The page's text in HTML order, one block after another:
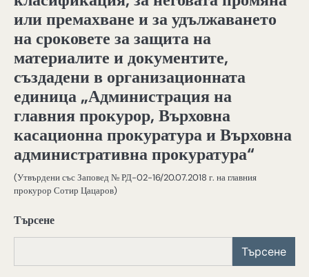
или премахване и за удължаването
на сроковете за защита на
материалите и документите,
създадени в организационната
единица „Администрация на
главния прокурор, Върховна
касационна прокуратура и Върховна
административна прокуратура“
(Утвърдени със Заповед № РД-02-16/20.07.2018 г. на главния
прокурор Сотир Цацаров)
Търсене
Търсене